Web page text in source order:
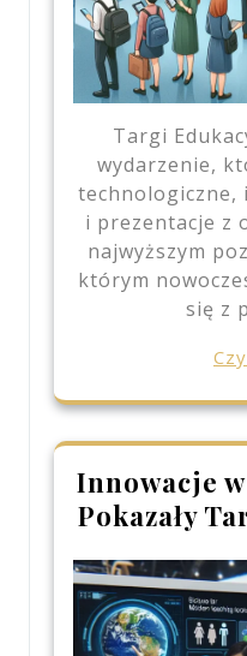
Targi
wydarzenie,
technologiczne,
i prezentacje z
najwyższym
którym
się z
Innowacje
Pokazały